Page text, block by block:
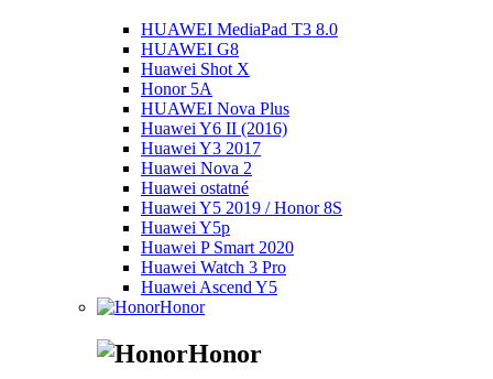
HUAWEI MediaPad T3 8.0
HUAWEI G8
Huawei Shot X
Honor 5A
HUAWEI Nova Plus
Huawei Y6 II (2016)
Huawei Y3 2017
Huawei Nova 2
Huawei ostatné
Huawei Y5 2019 / Honor 8S
Huawei Y5p
Huawei P Smart 2020
Huawei Watch 3 Pro
Huawei Ascend Y5
Honor
Honor